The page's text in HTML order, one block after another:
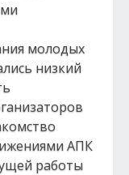
молодых
низкий
АПК
работы